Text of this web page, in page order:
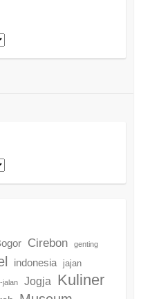
Cirebon genting
indonesia jajan
jalan Jogja Kuliner